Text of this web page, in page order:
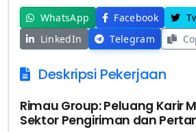
WhatsApp Facebook
LinkedIn
Telegram
Deskripsi Pekerjaan
Rimau Group: Peluang Karir
Sektor Pengiriman dan